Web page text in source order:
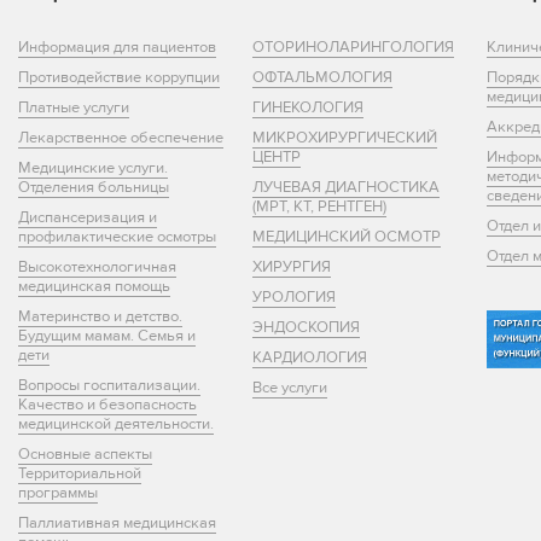
Информация для пациентов
Противодействие коррупции
Платные услуги
Лекарственное обеспечение
Медицинские услуги.
Отделения больницы
Диспансеризация и
профилактические осмотры
Высокотехнологичная
медицинская помощь
Материнство и детство.
Будущим мамам. Семья и
дети
Вопросы госпитализации.
Качество и безопасность
медицинской деятельности.
Основные аспекты
Территориальной
программы
Паллиативная медицинская
ОТОРИНОЛАРИНГОЛОГИЯ
ОФТАЛЬМОЛОГИЯ
ГИНЕКОЛОГИЯ
МИКРОХИРУРГИЧЕСКИЙ
ЦЕНТР
ЛУЧЕВАЯ ДИАГНОСТИКА
(МРТ, КТ, РЕНТГЕН)
МЕДИЦИНСКИЙ ОСМОТР
ХИРУРГИЯ
УРОЛОГИЯ
ЭНДОСКОПИЯ
КАРДИОЛОГИЯ
Все услуги
Отдел
Отдел